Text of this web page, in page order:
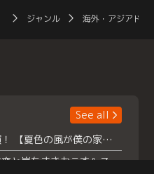
ジャンル 海外・アジアドラ
See all
浮所飛貴主演！ 【夏色の風が僕の家にやってきた】 本日よりテラサで独占配信スタート！
『夏色の雲が恋と嵐をまきおこす』スペシャルメイキング 【Part1】2026年７月18日（土）23時30分～配信スタート！話題のシーンの裏側を大公開！豪華キャスト大集合！ 『武宮家 真夏の家族会議』開催！